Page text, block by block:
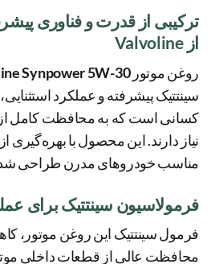
ترکیبی از قدرت و فناوری
از Valvoline
روغن موتورSynpower 5W-30
سینتتیک پیشرفته و عملکرد
کسانی است که به محافظت کامل از
نیاز دارند. این محصول با بهره‌گیری
مناسب خودروهای مدرن طراحی
فرمولاسیون سینتتیک برای
فرمول سینتتیک این روغن موتور،
محافظت عالی از قطعات داخلی